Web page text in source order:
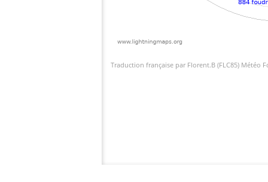
Traduction française par Florent.B (FLC85) Météo